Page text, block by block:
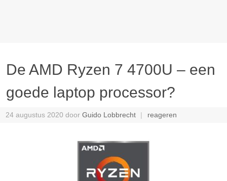
De AMD Ryzen 7 4700U – een
goede laptop processor?
24 augustus 2020 door Guido Lobbrecht reageren